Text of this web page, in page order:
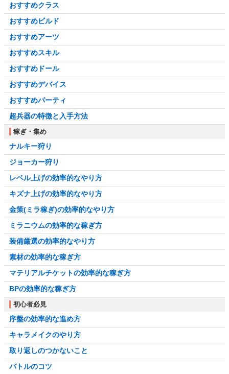
おすすめクラス
おすすめビルド
おすすめアーツ
おすすめスキル
おすすめドール
おすすめデバイス
おすすめパーティ
超兵器の特徴と入手方法
稼ぎ・集め
ナルキー狩り
ジョーカー狩り
レベル上げの効率的なやり方
キズナ上げの効率的なやり方
金策(ミラ稼ぎ)の効率的なやり方
ミラニウムの効率的な稼ぎ方
装備厳選の効率的なやり方
素材の効率的な稼ぎ方
マテリアルチケットの効率的な稼ぎ方
BPの効率的な稼ぎ方
初心者必見
序盤の効率的な進め方
キャラメイクのやり方
取り返しのつかないこと
バトルのコツ